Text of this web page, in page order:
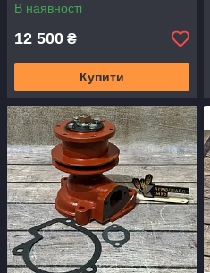
В наявності
12 500 ₴
Купити